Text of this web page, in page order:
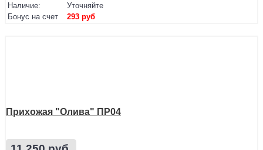
Наличие:
Уточняйте
Бонус на счет
293 руб
Прихожая "Олива" ПР04